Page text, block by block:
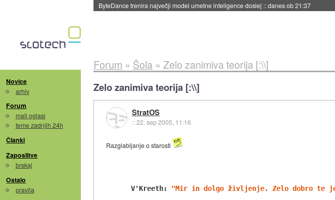
danes ob 21:23
Novice
arhiv
Forum
mali oglasi
teme zadnjih 24h
Članki
Zaposlitve
brskaj
Ostalo
pravila
Forum » Šola» Zelo zanimiva teorija [:\\]
Zelo zanimiva teorija [:\\]
StratOS
::22. sep 2005, 11:16
Razglabljanje o starosti
V'Kreeth: "Mir in dolgo življenje. Zelo dobro te